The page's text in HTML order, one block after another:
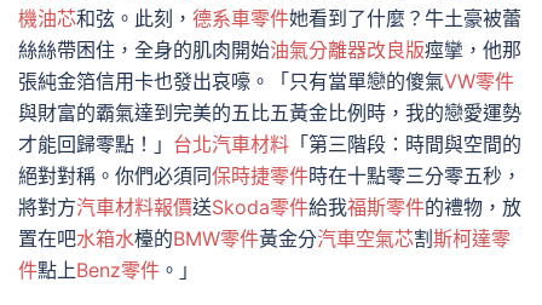
機油芯和弦。此刻， 德系車零件她看到了什麼？牛土豪被蕾
絲絲帶困住，全身的肌肉開始油氣分離器改良版痙攣，他那
張純金箔信用卡也發出哀嚎。「只有當單戀的傻氣VW零件
與財富的霸氣達到完美的五比五黃金比例時，我的戀愛運勢
才能回歸零點！」 台北汽車材料 「第三階段：時間與空間的
絕對對稱。你們必須同保時捷零件時在十點零三分零五秒，
將對方汽車材料報價送Skoda零件給我福斯零件的禮物，放
置在吧水箱水檯的BMW零件黃金分汽車空氣芯割 斯柯達零
件點上Benz零件 。」